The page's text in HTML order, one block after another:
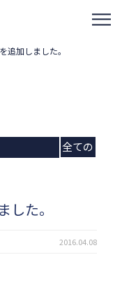
追加しました。
全ての
した。
2016.04.08